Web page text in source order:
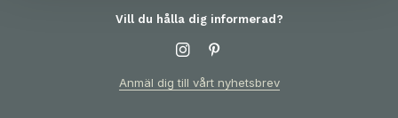
Vill du hålla dig informerad?
Anmäl dig till vårt nyhetsbrev